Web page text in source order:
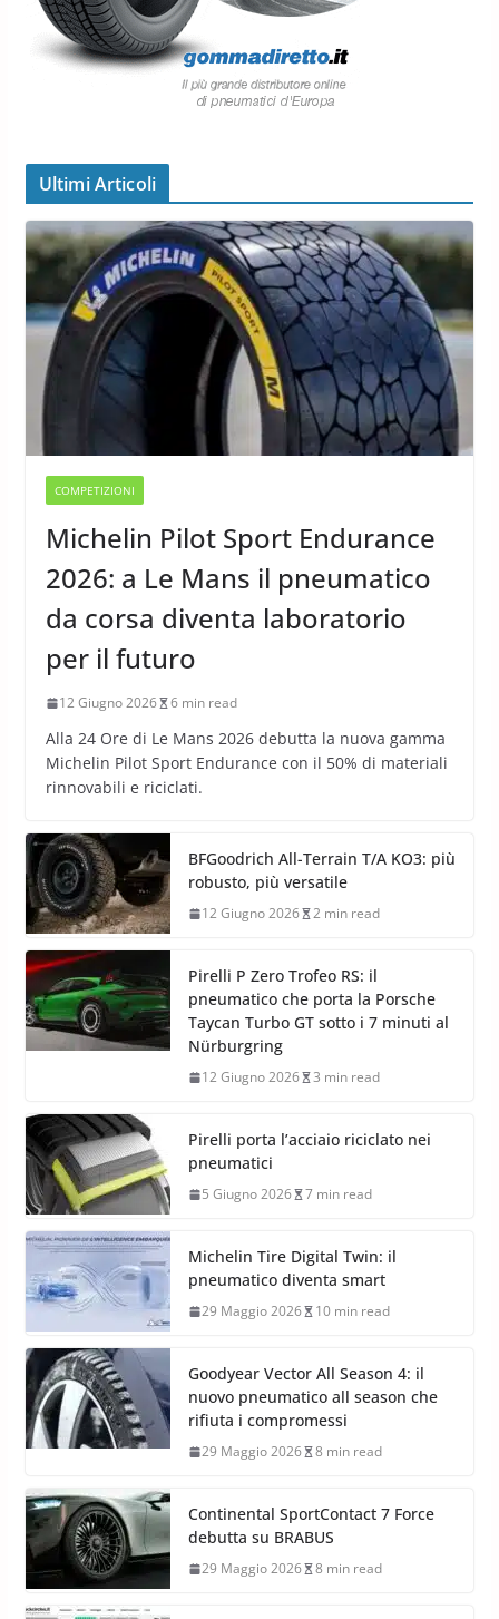
Ultimi Articoli
COMPETIZIONI
Michelin Pilot Sport Endurance
2026: a Le Mans il pneumatico
da corsa diventa laboratorio
per il futuro
12 Giugno 2026 6 min read
Alla 24 Ore di Le Mans 2026 debutta la nuova gamma
Michelin Pilot Sport Endurance con il 50% di materiali
rinnovabili e riciclati.
BFGoodrich All-Terrain T/A KO3: più
robusto, più versatile
12 Giugno 2026 2 min read
Pirelli P Zero Trofeo RS: il
pneumatico che porta la Porsche
Taycan Turbo GT sotto i 7 minuti al
Nürburgring
12 Giugno 2026 3 min read
Pirelli porta l’acciaio riciclato nei
pneumatici
5 Giugno 2026 7 min read
Michelin Tire Digital Twin: il
pneumatico diventa smart
29 Maggio 2026 10 min read
Goodyear Vector All Season 4: il
nuovo pneumatico all season che
rifiuta i compromessi
29 Maggio 2026 8 min read
Continental SportContact 7 Force
debutta su BRABUS
29 Maggio 2026 8 min read